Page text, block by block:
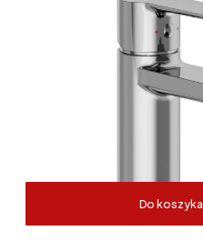
Do koszyka